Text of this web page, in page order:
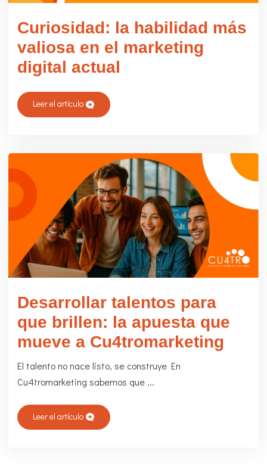
Curiosidad: la habilidad más
valiosa en el marketing
digital actual
Leer el artículo
dic 9 2025
Desarrollar talentos para
que brillen: la apuesta que
mueve a Cu4tromarketing
El talento no nace listo, se construye En
Cu4tromarketing sabemos que ...
Leer el artículo